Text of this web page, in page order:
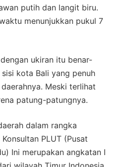
putih dan langit biru.
menunjukkan pukul 7
ukiran itu benar-
kota Bali yang penuh
Meski terlihat
patung-patungnya.
dalam rangka
PLUT (Pusat
Ini merupakan angkatan I